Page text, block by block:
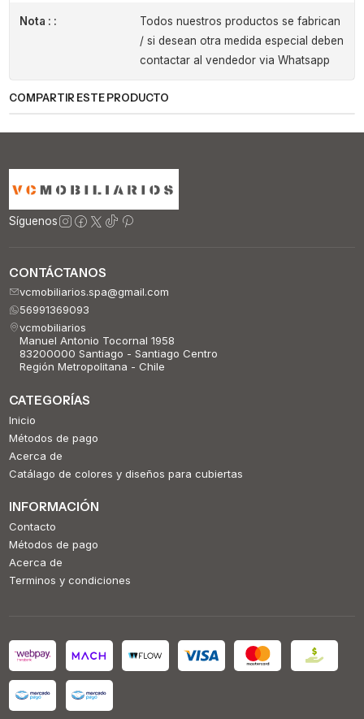
Nota : :
Todos nuestros productos se fabrican
/ si desean otra medida especial deben
contactar al vendedor via Whatsapp
COMPARTIR ESTE PRODUCTO
Síguenos
CONTÁCTANOS
vcmobiliarios.spa@gmail.com
56991369093
vcmobiliarios
Manuel Antonio Tocornal 1958
83200000 Santiago - Santiago Centro
Región Metropolitana - Chile
CATEGORÍAS
Inicio
Métodos de pago
Acerca de
Catálago de colores y diseños para cubiertas
INFORMACIÓN
Contacto
Métodos de pago
Acerca de
Terminos y condiciones